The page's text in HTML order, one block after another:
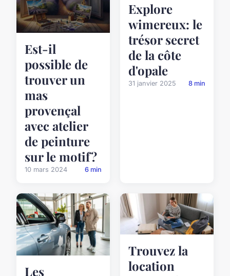
Est-il
possible de
trouver un
mas
provençal
avec atelier
de peinture
sur le motif?
10 mars 2024 6 min
Explore
wimereux: le
trésor secret
de la côte
d'opale
31 janvier 2025 8 min
Les
Trouvez la
location